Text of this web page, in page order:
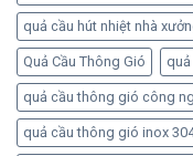
quả cầu hút nhiệt nhà
Quả Cầu Thông Gió
quả cầu thông gió công
quả cầu thông gió inox